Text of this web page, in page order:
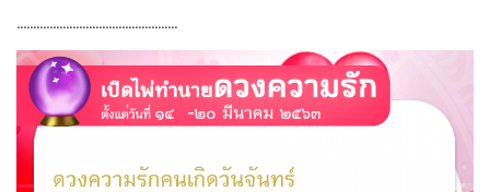
.................................................